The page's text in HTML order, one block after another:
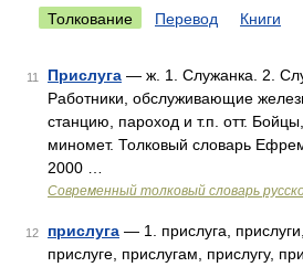
Толкование Перевод Книги
11 Прислуга — ж. 1. Служанка. 2.
Работники, обслуживающие
станцию, пароход и т.п. отт.
миномет. Толковый словарь
2000 …
Современный толковый словарь
12 прислуга — 1. прислуга,
прислуге, прислугам, прислугу,